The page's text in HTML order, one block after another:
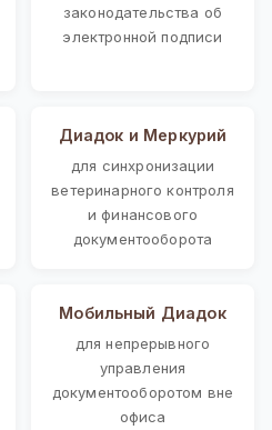
законодательства об
электронной подписи
Диадок и Меркурий
для синхронизации
ветеринарного контроля
и финансового
документооборота
Мобильный Диадок
для непрерывного
управления
документооборотом вне
офиса